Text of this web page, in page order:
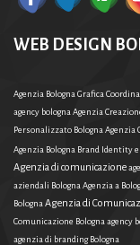
WEB DESIGN
Agenzia Bologna Grafica
agency bolognaAgenzia
Personalizzato BolognaAgenzia
Agenzia Bologna Brand Identity
Agenzia di comunicazione
aziendali BolognaAgenzia a
BolognaAgenzia di
Comunicazione Bolognaagency
agenzia di branding Bologna